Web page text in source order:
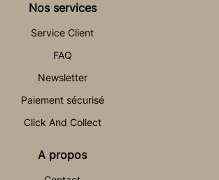
Nos services
Service Client
FAQ
Newsletter
Paiement sécurisé
Click And Collect
A propos